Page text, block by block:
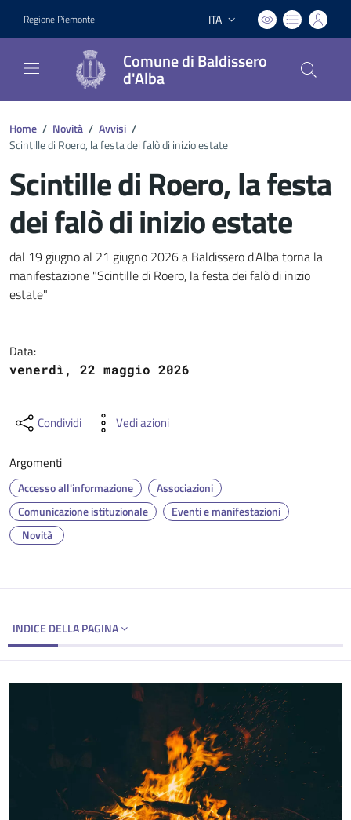
Regione Piemonte Lingua attiva:
ITA
Comune di Baldissero
d'Alba
Home / Novità / Avvisi /
Scintille di Roero, la festa dei falò di inizio estate
Scintille di Roero, la festa
dei falò di inizio estate
Dettagli del documento
dal 19 giugno al 21 giugno 2026 a Baldissero d'Alba torna la
manifestazione "Scintille di Roero, la festa dei falò di inizio
estate"
Data:
venerdì, 22 maggio 2026
Condividi Vedi azioni
Argomenti
Accesso all'informazione
Associazioni
Comunicazione istituzionale
Eventi e manifestazioni
Novità
INDICE DELLA PAGINA